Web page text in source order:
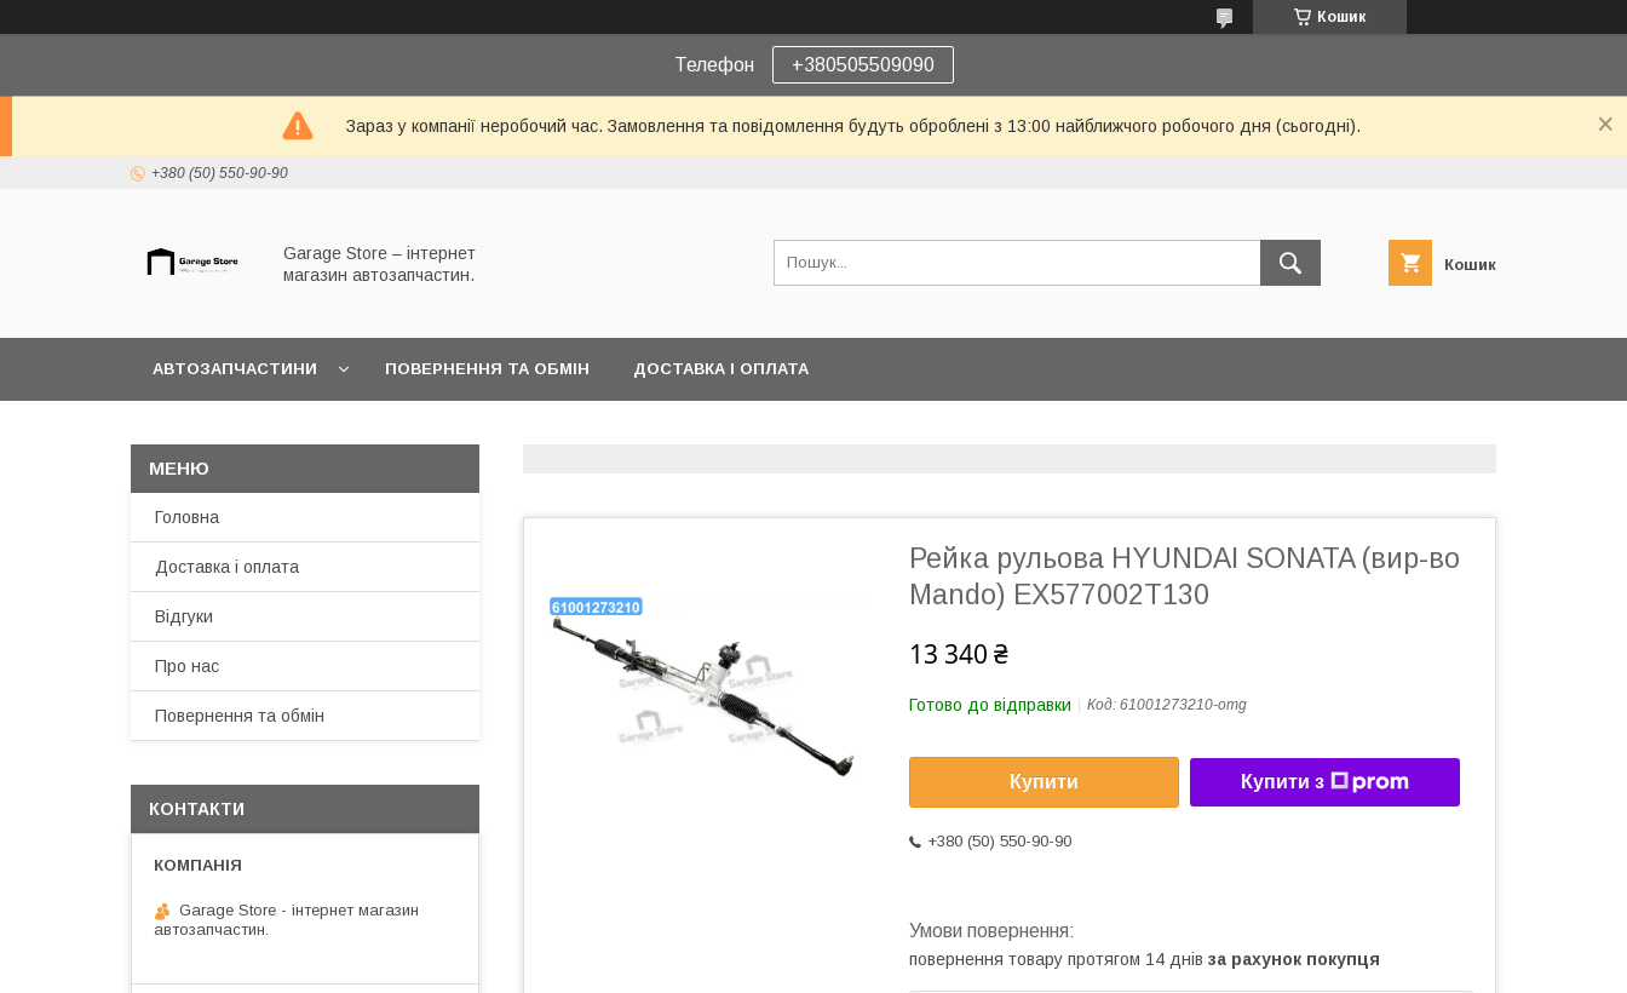
Кошик
Телефон +380505509090
Зараз у компанії неробочий час. Замовлення та повідомлення будуть оброблені з 13:00 найближчого робочого дня (сьогодні).
+380 (50) 550-90-90
Garage Store – інтернет
магазин автозапчастин.
Кошик
АВТОЗАПЧАСТИНИ ПОВЕРНЕННЯ ТА ОБМІН ДОСТАВКА І ОПЛАТА
Рейка рульова HYUNDAI SONATA (вир-во
Mando) EX577002T130
13 340 ₴
Готово до відправки Код: 61001273210-omg
Купити Купити з
+380 (50) 550-90-90
повернення товару протягом 14 днів за рахунок покупця
Головна
Доставка і оплата
Відгуки
Про нас
Повернення та обмін
КОНТАКТИ
Garage Store - інтернет магазин
автозапчастин.